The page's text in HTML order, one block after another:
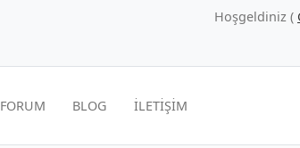
Hoşgeldiniz (
FORUM BLOG İLETİŞİM